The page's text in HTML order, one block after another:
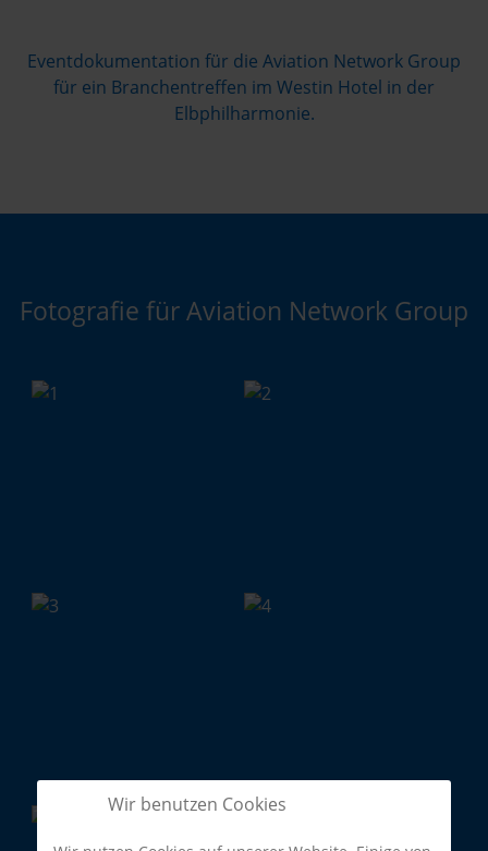
Eventdokumentation für die Aviation Network Group
für ein Branchentreffen im Westin Hotel in der
Elbphilharmonie.
Fotografie für Aviation Network Group
Wir benutzen Cookies